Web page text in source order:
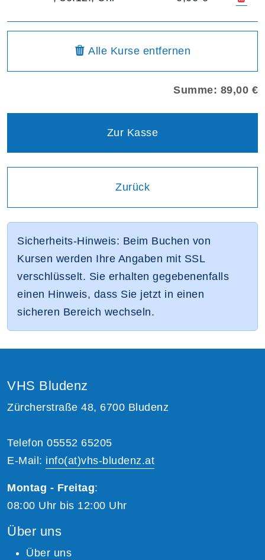
Warenkorbübersicht
Alle Kurseaus dem Warenkorb
entfernen
Summe: 89,00 €
Zur Kasse
Einen Schritt
Zurück
Sicherheits-Hinweis: Beim Buchen von
Kursen werden Ihre Angaben mit SSL
verschlüsselt. Sie erhalten gegebenenfalls
einen Hinweis, dass Sie jetzt in einen
sicheren Bereich wechseln.
VHS Bludenz
Zürcherstraße 48, 6700 Bludenz
Telefon 05552 65205
E-Mail: info(at)vhs-bludenz.at
Montag - Freitag:
08:00 Uhr bis 12:00 Uhr
Über uns
Über uns